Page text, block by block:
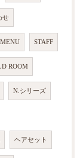
せ
MENU STAFF
ROOM
N.シリーズ
ヘアセット